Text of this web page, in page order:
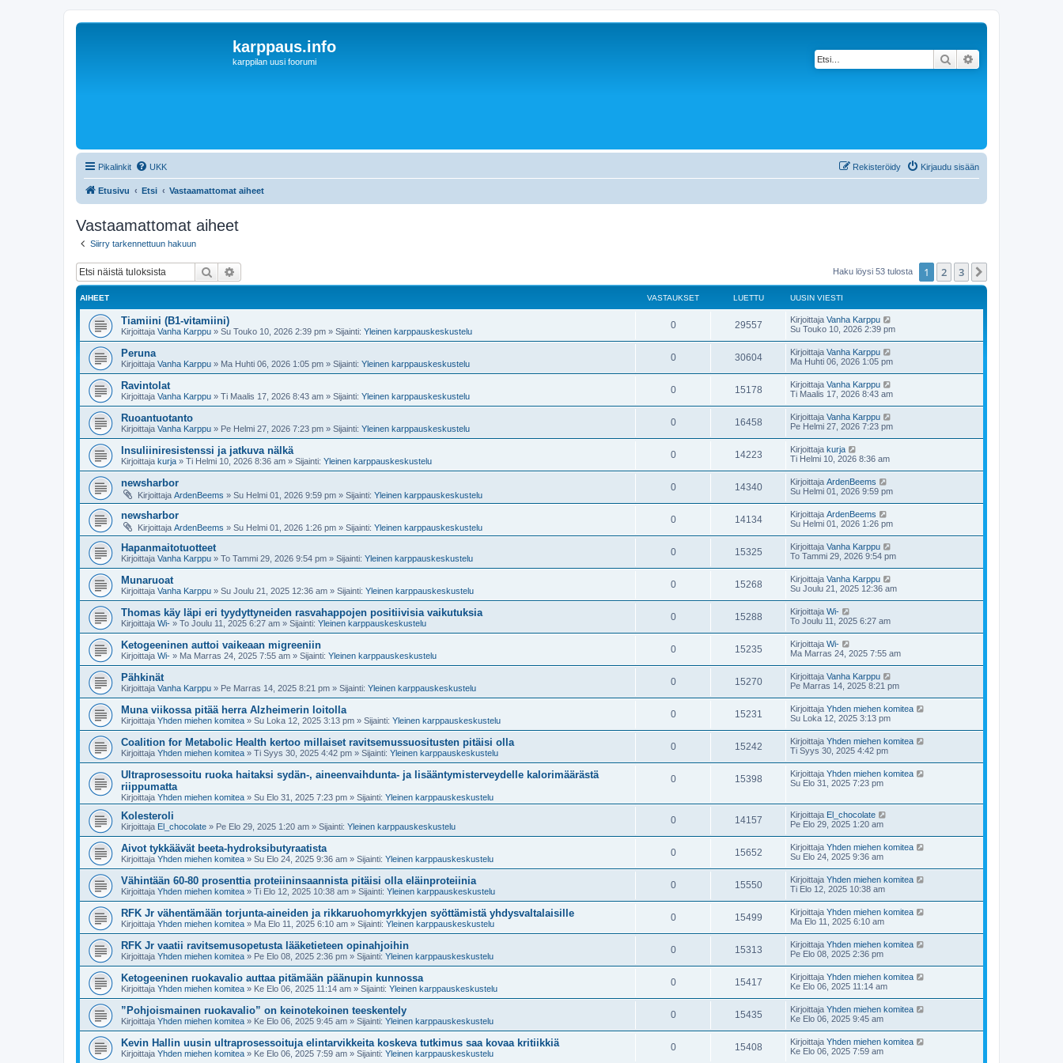
karppaus.info
karppilan uusi foorumi Etsi
Pikalinkit UKK Kirjaudu sisään
Rekisteröidy
Etusivu Etsi Vastaamattomat aiheet
Vastaamattomat aiheet
Siirry tarkennettuun hakuun
Etsi Haku löysi 53 tulosta 1 2 3
AIHEET VASTAUKSET LUETTU UUSIN VIESTI
Tiamiini (B1-vitamiini)
Kirjoittaja Vanha Karppu » Su Touko 10, 2026 2:39 pm » Sijainti: Yleinen karppauskeskustelu
0 29557 Kirjoittaja Vanha Karppu
Su Touko 10, 2026 2:39 pm
Peruna
Kirjoittaja Vanha Karppu » Ma Huhti 06, 2026 1:05 pm » Sijainti: Yleinen karppauskeskustelu
0 30604 Kirjoittaja Vanha Karppu
Ma Huhti 06, 2026 1:05 pm
Ravintolat
Kirjoittaja Vanha Karppu » Ti Maalis 17, 2026 8:43 am » Sijainti: Yleinen karppauskeskustelu
0 15178 Kirjoittaja Vanha Karppu
Ti Maalis 17, 2026 8:43 am
Ruoantuotanto
Kirjoittaja Vanha Karppu » Pe Helmi 27, 2026 7:23 pm » Sijainti: Yleinen karppauskeskustelu
0 16458 Kirjoittaja Vanha Karppu
Pe Helmi 27, 2026 7:23 pm
Insuliiniresistenssi ja jatkuva nälkä
Kirjoittaja kurja » Ti Helmi 10, 2026 8:36 am » Sijainti: Yleinen karppauskeskustelu
0 14223 Kirjoittaja kurja
Ti Helmi 10, 2026 8:36 am
newsharbor
Kirjoittaja ArdenBeems » Su Helmi 01, 2026 9:59 pm » Sijainti: Yleinen karppauskeskustelu
0 14340 Kirjoittaja ArdenBeems
Su Helmi 01, 2026 9:59 pm
newsharbor
Kirjoittaja ArdenBeems » Su Helmi 01, 2026 1:26 pm » Sijainti: Yleinen karppauskeskustelu
0 14134 Kirjoittaja ArdenBeems
Su Helmi 01, 2026 1:26 pm
Hapanmaitotuotteet
Kirjoittaja Vanha Karppu » To Tammi 29, 2026 9:54 pm » Sijainti: Yleinen karppauskeskustelu
0 15325 Kirjoittaja Vanha Karppu
To Tammi 29, 2026 9:54 pm
Munaruoat
Kirjoittaja Vanha Karppu » Su Joulu 21, 2025 12:36 am » Sijainti: Yleinen karppauskeskustelu
0 15268 Kirjoittaja Vanha Karppu
Su Joulu 21, 2025 12:36 am
Thomas käy läpi eri tyydyttyneiden rasvahappojen positiivisia vaikutuksia
Kirjoittaja Wi- » To Joulu 11, 2025 6:27 am » Sijainti: Yleinen karppauskeskustelu
0 15288 Kirjoittaja Wi-
To Joulu 11, 2025 6:27 am
Ketogeeninen auttoi vaikeaan migreeniin
Kirjoittaja Wi- » Ma Marras 24, 2025 7:55 am » Sijainti: Yleinen karppauskeskustelu
0 15235 Kirjoittaja Wi-
Ma Marras 24, 2025 7:55 am
Pähkinät
Kirjoittaja Vanha Karppu » Pe Marras 14, 2025 8:21 pm » Sijainti: Yleinen karppauskeskustelu
0 15270 Kirjoittaja Vanha Karppu
Pe Marras 14, 2025 8:21 pm
Muna viikossa pitää herra Alzheimerin loitolla
Kirjoittaja Yhden miehen komitea » Su Loka 12, 2025 3:13 pm » Sijainti: Yleinen karppauskeskustelu
0 15231 Kirjoittaja Yhden miehen komitea
Su Loka 12, 2025 3:13 pm
Coalition for Metabolic Health kertoo millaiset ravitsemussuositusten pitäisi olla
Kirjoittaja Yhden miehen komitea » Ti Syys 30, 2025 4:42 pm » Sijainti: Yleinen karppauskeskustelu
0 15242 Kirjoittaja Yhden miehen komitea
Ti Syys 30, 2025 4:42 pm
Ultraprosessoitu ruoka haitaksi sydän-, aineenvaihdunta- ja lisääntymisterveydelle kalorimäärästä
riippumatta
Kirjoittaja Yhden miehen komitea » Su Elo 31, 2025 7:23 pm » Sijainti: Yleinen karppauskeskustelu
0 15398 Kirjoittaja Yhden miehen komitea
Su Elo 31, 2025 7:23 pm
Kolesteroli
Kirjoittaja El_chocolate » Pe Elo 29, 2025 1:20 am » Sijainti: Yleinen karppauskeskustelu
0 14157 Kirjoittaja El_chocolate
Pe Elo 29, 2025 1:20 am
Aivot tykkäävät beeta-hydroksibutyraatista
Kirjoittaja Yhden miehen komitea » Su Elo 24, 2025 9:36 am » Sijainti: Yleinen karppauskeskustelu
0 15652 Kirjoittaja Yhden miehen komitea
Su Elo 24, 2025 9:36 am
Vähintään 60-80 prosenttia proteiininsaannista pitäisi olla eläinproteiinia
Kirjoittaja Yhden miehen komitea » Ti Elo 12, 2025 10:38 am » Sijainti: Yleinen karppauskeskustelu
0 15550 Kirjoittaja Yhden miehen komitea
Ti Elo 12, 2025 10:38 am
RFK Jr vähentämään torjunta-aineiden ja rikkaruohomyrkkyjen syöttämistä yhdysvaltalaisille
Kirjoittaja Yhden miehen komitea » Ma Elo 11, 2025 6:10 am » Sijainti: Yleinen karppauskeskustelu
0 15499 Kirjoittaja Yhden miehen komitea
Ma Elo 11, 2025 6:10 am
RFK Jr vaatii ravitsemusopetusta lääketieteen opinahjoihin
Kirjoittaja Yhden miehen komitea » Pe Elo 08, 2025 2:36 pm » Sijainti: Yleinen karppauskeskustelu
0 15313 Kirjoittaja Yhden miehen komitea
Pe Elo 08, 2025 2:36 pm
Ketogeeninen ruokavalio auttaa pitämään päänupin kunnossa
Kirjoittaja Yhden miehen komitea » Ke Elo 06, 2025 11:14 am » Sijainti: Yleinen karppauskeskustelu
0 15417 Kirjoittaja Yhden miehen komitea
Ke Elo 06, 2025 11:14 am
”Pohjoismainen ruokavalio” on keinotekoinen teeskentely
Kirjoittaja Yhden miehen komitea » Ke Elo 06, 2025 9:45 am » Sijainti: Yleinen karppauskeskustelu
0 15435 Kirjoittaja Yhden miehen komitea
Ke Elo 06, 2025 9:45 am
Kevin Hallin uusin ultraprosessoituja elintarvikkeita koskeva tutkimus saa kovaa kritiikkiä
Kirjoittaja Yhden miehen komitea » Ke Elo 06, 2025 7:59 am » Sijainti: Yleinen karppauskeskustelu
0 15408 Kirjoittaja Yhden miehen komitea
Ke Elo 06, 2025 7:59 am